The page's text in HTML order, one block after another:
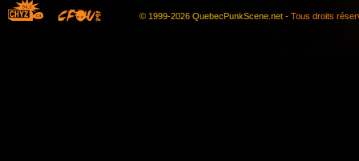
© 1999-2026 QuebecPunkScene.net - Tous droits